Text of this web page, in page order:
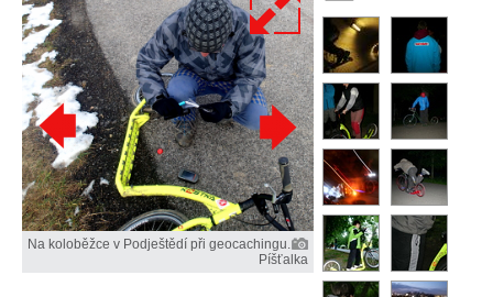
Na koloběžce v Podještědí při geocachingu.
Píšťalka